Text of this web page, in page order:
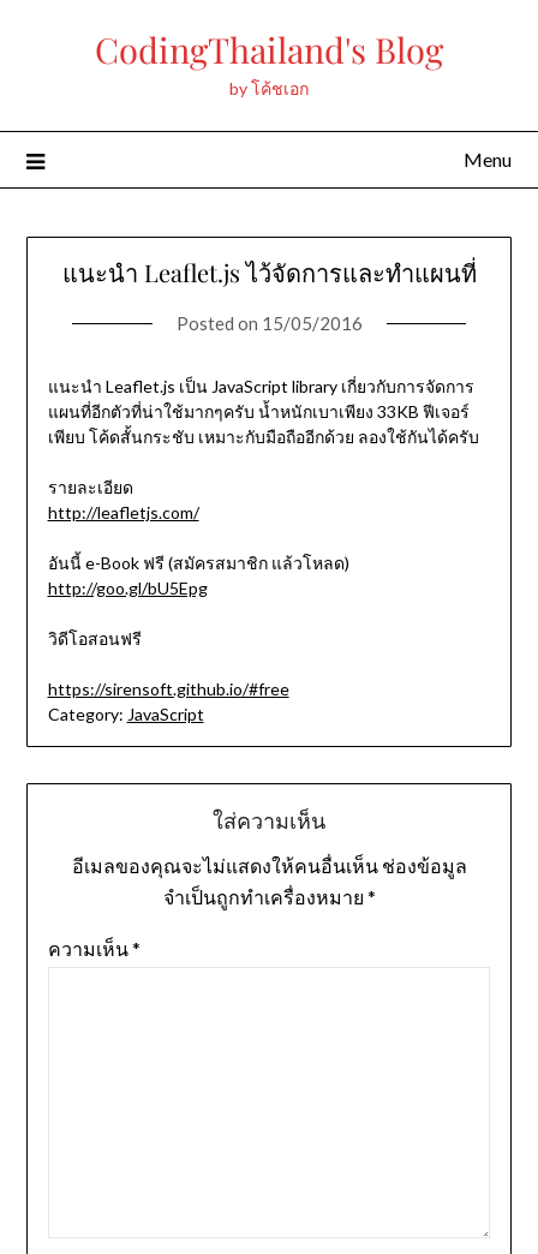
CodingThailand's Blog
by โค้ชเอก
Menu
แนะนำ Leaflet.js ไว้จัดการและทำแผนที่
Posted on 15/05/2016
แนะนำ Leaflet.js เป็น JavaScript library เกี่ยวกับการจัดการ
แผนที่อีกตัวที่น่าใช้มากๆครับ น้ำหนักเบาเพียง 33KB ฟีเจอร์
เพียบ โค้ดสั้นกระชับ เหมาะกับมือถืออีกด้วย ลองใช้กันได้ครับ
รายละเอียด
http://leafletjs.com/
อันนี้ e-Book ฟรี (สมัครสมาชิก แล้วโหลด)
http://goo.gl/bU5Epg
วิดีโอสอนฟรี
https://sirensoft.github.io/#free
Category: JavaScript
ใส่ความเห็น
อีเมลของคุณจะไม่แสดงให้คนอื่นเห็น ช่องข้อมูล
จำเป็นถูกทำเครื่องหมาย *
ความเห็น*